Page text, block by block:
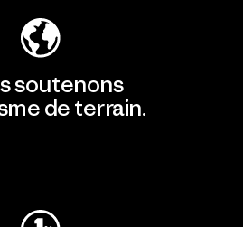
soutenons
de terrain.